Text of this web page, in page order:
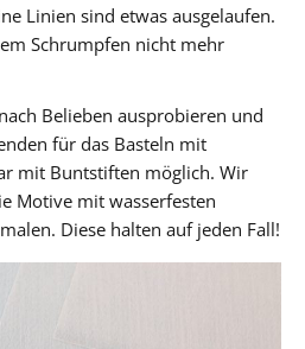
Linien sind etwas ausgelaufen.
Schrumpfen nicht mehr
Belieben ausprobieren und
für das Basteln mit
mit Buntstiften möglich. Wir
Motive mit wasserfesten
Diese halten auf jeden Fall!